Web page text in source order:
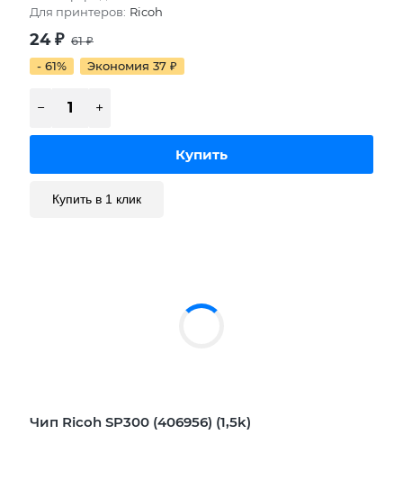
Для принтеров: Ricoh
24₽ 61₽
- 61%
Экономия 37 ₽
Купить в 1 клик
Чип Ricoh SP300 (406956) (1,5k)